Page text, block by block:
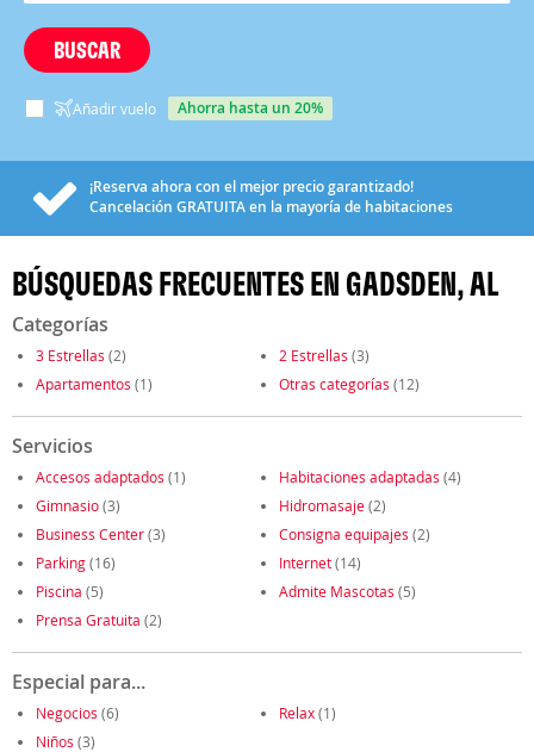
BUSCAR
Añadir vuelo ahorra hasta un 20%
¡Reserva ahora con el mejor precio garantizado!
Cancelación GRATUITAen la mayoría de habitaciones
BÚSQUEDAS FRECUENTES EN GADSDEN, AL
Categorías
3 Estrellas (2) 2 Estrellas (3)
Apartamentos (1) Otras categorías (12)
Servicios
Accesos adaptados (1) Habitaciones adaptadas (4)
Gimnasio(3) Hidromasaje(2)
Business Center(3) Consigna equipajes (2)
Parking(16) Internet(14)
Piscina (5) Admite Mascotas (5)
Prensa Gratuita (2)
Especial para...
Negocios (6) Relax(1)
Niños (3)